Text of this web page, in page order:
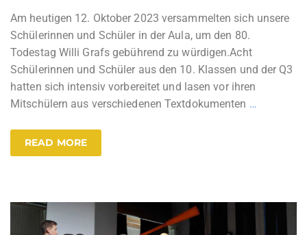
Am heutigen 12. Oktober 2023 versammelten sich unsere
Schülerinnen und Schüler in der Aula, um den 80.
Todestag Willi Grafs gebührend zu würdigen.Acht
Schülerinnen und Schüler aus den 10. Klassen und der Q3
hatten sich intensiv vorbereitet und lasen vor ihren
Mitschülern aus verschiedenen Textdokumenten …
READ MORE